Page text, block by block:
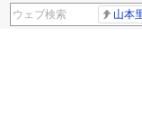
山本